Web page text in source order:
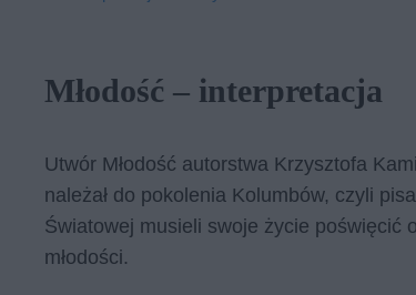
Młodość – interpretacja
Utwór Młodość autorstwa Krzysztofa
należał do pokolenia Kolumbów, czyli
Światowej musieli swoje życie poświęcić
młodości.